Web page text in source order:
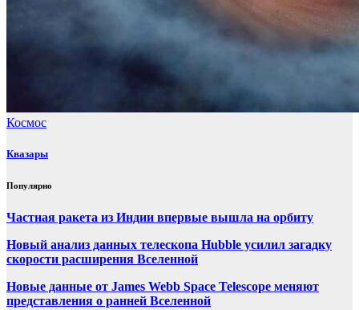
Космос
Квазары
Популярно
Частная ракета из Индии впервые вышла на орбиту
Новый анализ данных телескопа Hubble усилил загадку
скорости расширения Вселенной
Новые данные от James Webb Space Telescope меняют
представления о ранней Вселенной